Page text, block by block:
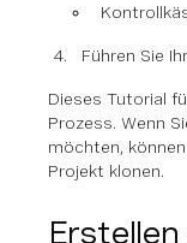
Führen Sie
Dieses Tutorial
Prozess. Wenn
möchten,
Projekt klonen.
Erstellen